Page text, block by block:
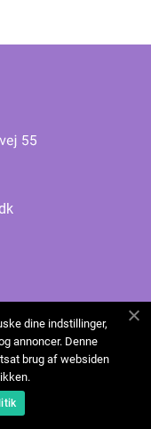
dine indstillinger,
annoncer. Denne
brug af websiden